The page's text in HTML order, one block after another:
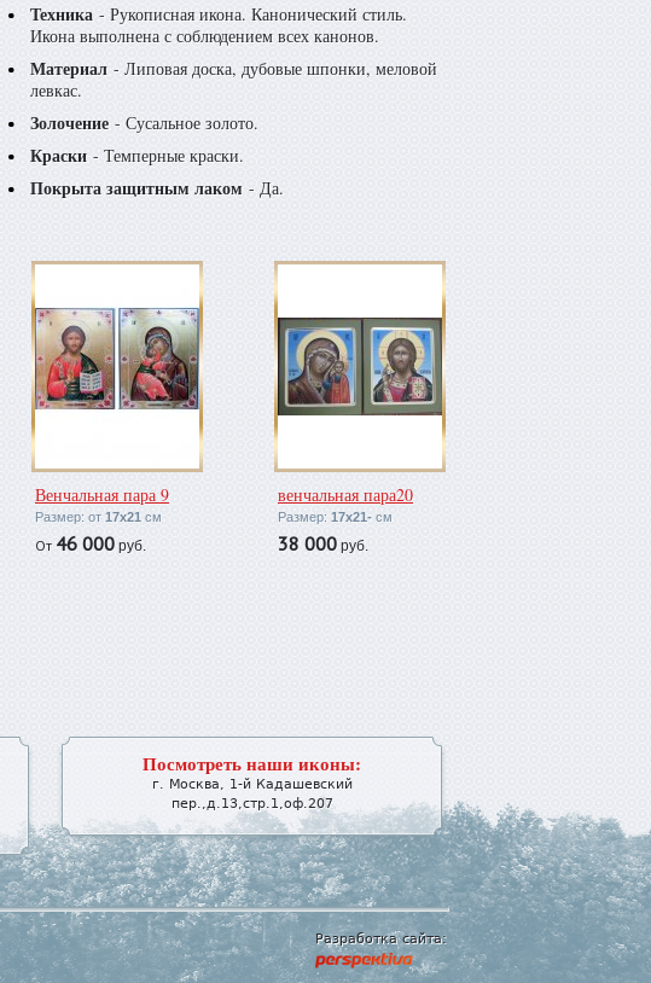
Техника - Рукописная икона. Канонический стиль.
Икона выполнена с соблюдением всех канонов.
Материал - Липовая доска, дубовые шпонки, меловой
левкас.
Золочение - Сусальное золото.
Краски - Темперные краски.
Покрыта защитным лаком - Да.
Венчальная пара 9
Размер: от 17х21 см
От 46 000 руб.
венчальная пара20
Размер: 17х21- см
38 000 руб.
Посмотреть наши иконы:
г. Москва, 1-й Кадашевский
пер.,д.13,стр.1,оф.207
Разработка сайта: